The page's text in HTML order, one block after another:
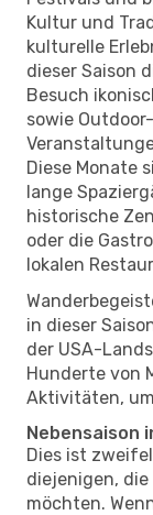
Kultur und
kulturelle
dieser Saison
Besuch
sowie
Diese Monate
lange
historische
oder die
lokalen
in dieser
der USA-
Hunderte von
Aktivitäten,
Nebensaison
Dies ist
diejenigen,
möchten.